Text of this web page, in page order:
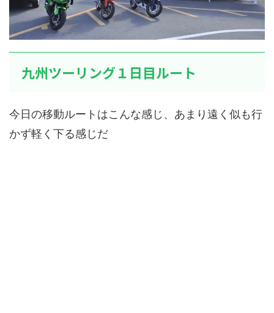
九州ツーリング１日目ルート
今日の移動ルートはこんな感じ、あまり遠く似も行
かず軽く下る感じだ